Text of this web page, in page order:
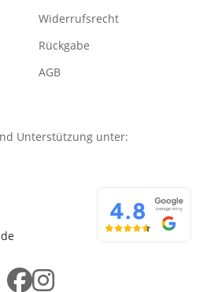
Unterstützung unter:
Widerrufsrecht
Rückgabe
AGB